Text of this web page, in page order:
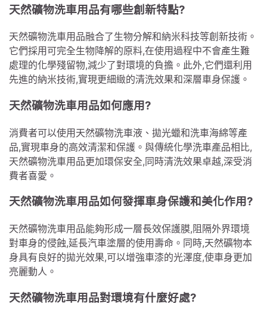
天然礦物洗車用品有哪些創新特點?
天然礦物洗車用品融合了生物分解和納米科技等創新技術。
它們採用可完全生物降解的原料,在使用過程中不會產生難
處理的化學殘留物,減少了對環境的負擔。此外,它們還利用
先進的納米技術,實現更細緻的清洗效果和深層車身保護。
天然礦物洗車用品如何應用?
消費者可以使用天然礦物洗車液、拋光蠟和洗車海綿等產
品,實現車身的高效清潔和保護。與傳統化學洗車產品相比,
天然礦物洗車用品更加環保安全,同時清洗效果卓越,深受消
費者喜愛。
天然礦物洗車用品如何發揮車身保護和美化作用?
天然礦物洗車用品能夠形成一層長效保護膜,阻隔外界環境
對車身的侵蝕,延長汽車塗層的使用壽命。同時,天然礦物本
身具有良好的拋光效果,可以增強車漆的光澤度,使車身更加
亮麗動人。
天然礦物洗車用品對環境有什麼好處?